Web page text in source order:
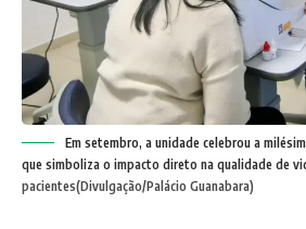
Em setembro, a unidade celebrou a
que simboliza o impacto direto na qualidade de
pacientes(Divulgação/Palácio Guanabara)